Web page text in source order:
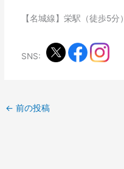
【名城線】栄駅（徒歩5分）
SNS:
← 前の投稿